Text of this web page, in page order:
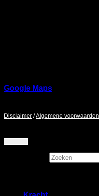
Google Maps
Disclaimer /Algemene voorwaarden